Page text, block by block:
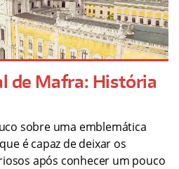
de Mafra: História
sobre uma emblemática
é capaz de deixar os
após conhecer um pouco